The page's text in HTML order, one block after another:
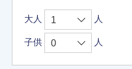
大人 人
子供 人